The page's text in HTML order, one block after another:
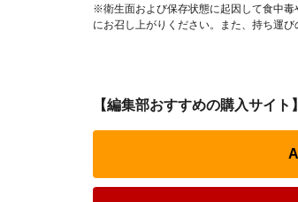
※衛生面および保存状態に起因して食中
にお召し上がりください。また、持ち運び
【編集部おすすめの購入サイト】